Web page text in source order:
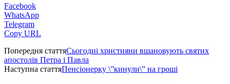
Facebook
WhatsApp
Telegram
Copy URL
Попередня статтяСьогодні християни вшановують святих
апостолів Петра і Павла
Наступна статтяПенсіонерку \”кинули\” на гроші